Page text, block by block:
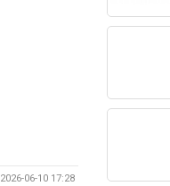
2026-06-10 17:28